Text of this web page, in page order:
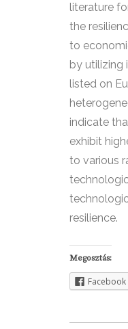
literature
the
to
by utilizing
listed on
indicate
exhibit
to various
resilience.
Megosztás:
Facebook